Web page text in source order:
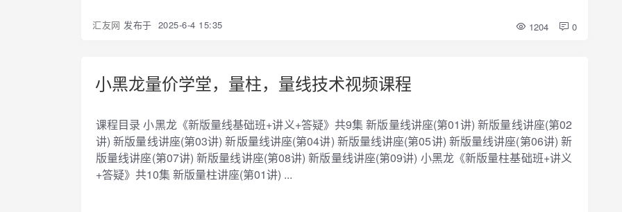
汇友网 发布于 2025-6-4 15:35 1204 0
小黑龙量价学堂，量柱，量线技术视频课程
课程目录 小黑龙《新版量线基础班+讲义+答疑》共9集 新版量线讲座(第01讲) 新版量线讲座(第02
讲) 新版量线讲座(第03讲) 新版量线讲座(第04讲) 新版量线讲座(第05讲) 新版量线讲座(第06讲) 新
版量线讲座(第07讲) 新版量线讲座(第08讲) 新版量线讲座(第09讲) 小黑龙《新版量柱基础班+讲义
+答疑》共10集 新版量柱讲座(第01讲) ...